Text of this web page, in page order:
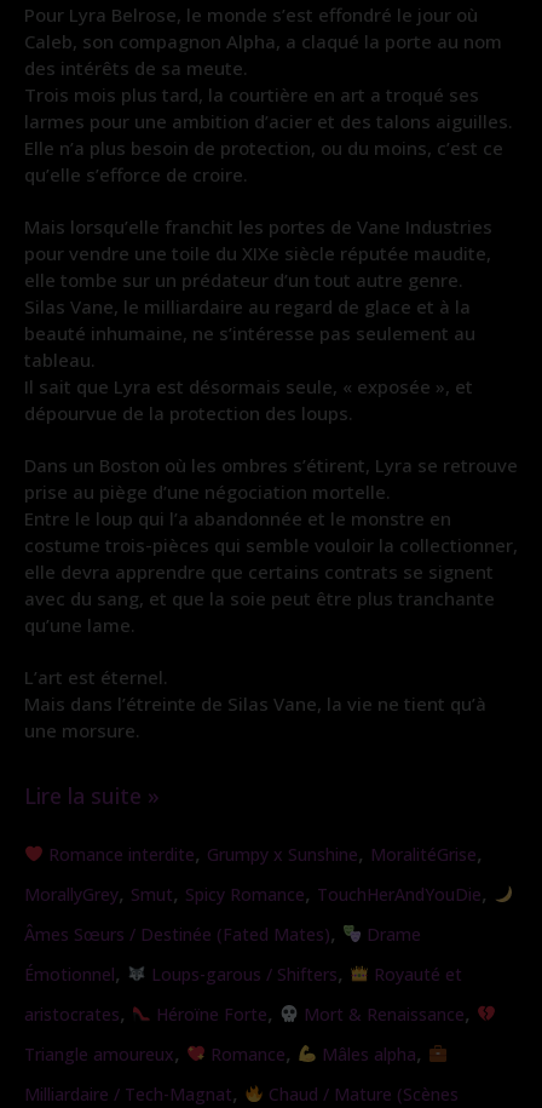
Pour Lyra Belrose, le monde s’est effondré le jour où
Caleb, son compagnon Alpha, a claqué la porte au nom
des intérêts de sa meute.
Trois mois plus tard, la courtière en art a troqué ses
larmes pour une ambition d’acier et des talons aiguilles.
Elle n’a plus besoin de protection, ou du moins, c’est ce
qu’elle s’efforce de croire.
Mais lorsqu’elle franchit les portes de Vane Industries
pour vendre une toile du XIXe siècle réputée maudite,
elle tombe sur un prédateur d’un tout autre genre.
Silas Vane, le milliardaire au regard de glace et à la
beauté inhumaine, ne s’intéresse pas seulement au
tableau.
Il sait que Lyra est désormais seule, « exposée », et
dépourvue de la protection des loups.
Dans un Boston où les ombres s’étirent, Lyra se retrouve
prise au piège d’une négociation mortelle.
Entre le loup qui l’a abandonnée et le monstre en
costume trois-pièces qui semble vouloir la collectionner,
elle devra apprendre que certains contrats se signent
avec du sang, et que la soie peut être plus tranchante
qu’une lame.
L’art est éternel.
Mais dans l’étreinte de Silas Vane, la vie ne tient qu’à
une morsure.
Lire la suite »
Romance interdite, Grumpy x Sunshine, MoralitéGrise,
MorallyGrey, Smut, Spicy Romance, TouchHerAndYouDie,
Âmes Sœurs / Destinée (Fated Mates),
Drame
Émotionnel, Loups-garous / Shifters,
Royauté et
aristocrates, Héroïne Forte, Mort & Renaissance,
Triangle amoureux, Romance, Mâles alpha,
Milliardaire / Tech-Magnat,
Chaud / Mature (Scènes